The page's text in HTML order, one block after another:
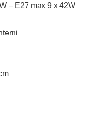
– E27 max 9 x 42W